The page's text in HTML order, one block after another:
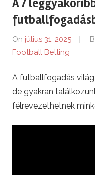
e
n
t
m
i
A 7
On július 31, 2025
Football Betting
A futballfogadás
de gyakran
félrevezethetnek